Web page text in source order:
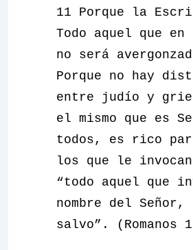
11 Porque la
Todo aquel que
no será
Porque no hay
entre judío y
el mismo que es
todos, es rico
los que le
“todo aquel que
nombre del Señor,
salvo”. (Romanos